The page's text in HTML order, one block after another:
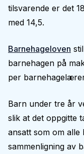
tilsvarende er det
med 14,5.
Barnehageloven
barnehagen på
per
Barn under tre år
slik at det oppgitte
ansatt som om alle
sammenligning av